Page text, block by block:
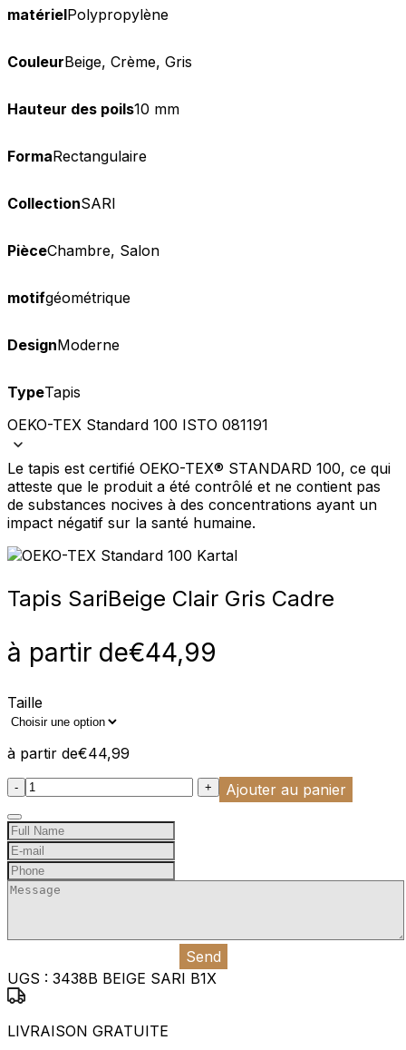
matérielPolypropylène
CouleurBeige, Crème, Gris
Hauteur des poils10 mm
FormaRectangulaire
CollectionSARI
PièceChambre, Salon
motifgéométrique
DesignModerne
TypeTapis
OEKO-TEX Standard 100 ISTO 081191
Le tapis est certifié OEKO-TEX® STANDARD 100, ce qui
atteste que le produit a été contrôlé et ne contient pas
de substances nocives à des concentrations ayant un
impact négatif sur la santé humaine.
Tapis SariBeige Clair Gris Cadre
à partir de€44,99
Taille
à partir de€44,99
:product_name quantity
- + Ajouter au panier
Send
UGS : 3438B BEIGE SARI B1X
LIVRAISON GRATUITE